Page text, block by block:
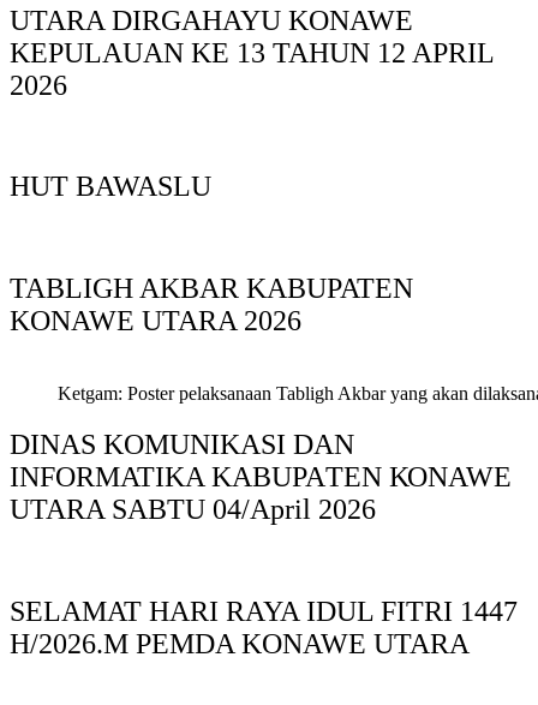
UTARA DIRGAHAYU KONAWE
KEPULAUAN KE 13 TAHUN 12 APRIL
2026
HUT BAWASLU
TABLIGH AKBAR KABUPATEN
KONAWE UTARA 2026
Ketgam: Poster pelaksanaan Tabligh Akbar yang akan
DINAS KOMUNIKASI DAN
INFORMATIKA KABUPAΤΕΝ ΚΟNAWE
UTARA SABTU 04/April 2026
SELAMAT HARI RAYA IDUL FITRI 1447
H/2026.M PEMDA KONAWE UTARA